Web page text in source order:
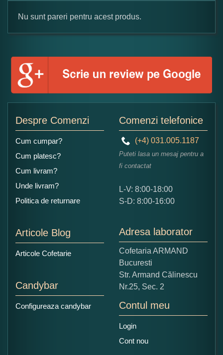
Formular pareri client
Numele dumneavoastra:
Ce nota acordati acestui produs?
5
Copiati alaturi numarul din imagine:
Nu sunt pareri pentru acest produs.
Despre Comenzi
Cum cumpar?
Cum platesc?
Cum livram?
Unde livram?
Politica de returnare
Articole Blog
Articole Cofetarie
Candybar
Configureaza candybar
Comenzi telefonice
(+4) 031.005.1187
Puteti lasa un mesaj pentru a
fi contactat
L-V: 8:00-18:00
S-D: 8:00-16:00
Adresa laborator
Cofetaria ARMAND
Bucuresti
Str. Armand Călinescu
Nr.25, Sec. 2
Contul meu
Login
Cont nou